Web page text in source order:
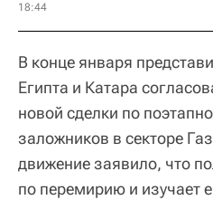
18:44
В конце января
Египта и Катара
новой сделки по
заложников в секторе
движение заявило, что
по перемирию и изучает